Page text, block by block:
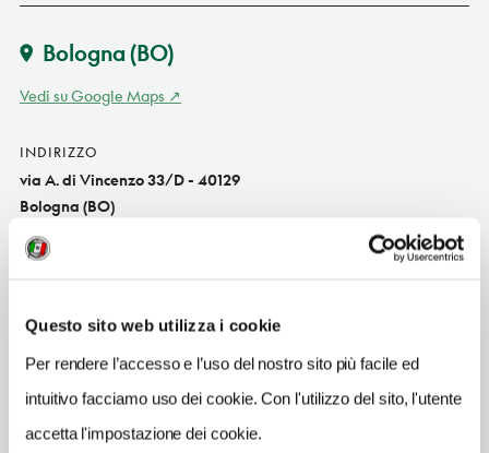
Questo sito web utilizza i cookie
Per rendere l’accesso e l’uso del nostro sito più facile ed
intuitivo facciamo uso dei cookie. Con l'utilizzo del sito, l'utente
accetta l'impostazione dei cookie.
Bologna (BO)
Vedi su Google Maps
INDIRIZZO
via A. di Vincenzo 33/D - 40129
Bologna (BO)
Emilia-Romagna IT
info@labolognina.it
051370780